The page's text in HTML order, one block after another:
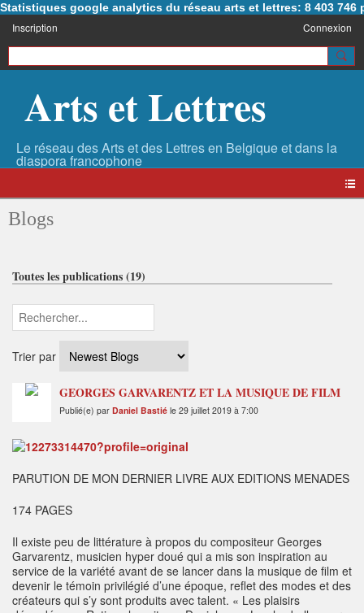
Statistiques google analytics du réseau arts et lettres: 8 403 746
Inscription Connexion
Arts et Lettres
Blogs
Toutes les publications (19)
Trier par
GEORGES GARVARENTZ ET LA MUSIQUE DE FILM
Publié(e) par Daniel Bastié le 29 juillet 2019 à 7:00
PARUTION DE MON DERNIER LIVRE AUX EDITIONS MENADES
174 PAGES
Il existe peu de littérature à propos du compositeur Georges
Garvarentz, musicien hyper doué qui a mis son inspiration au
service de la variété avant de se lancer dans la musique de film et
devenir le témoin privilégié d’une époque, reflet des modes et des
créateurs qui s’y sont produits avec talent. « Les plaisirs